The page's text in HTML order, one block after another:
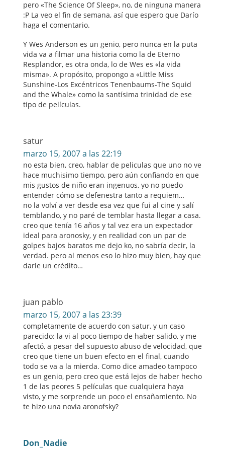
pero «The Science Of Sleep», no, de ninguna manera
:P La veo el fin de semana, así que espero que Darío
haga el comentario.
Y Wes Anderson es un genio, pero nunca en la puta
vida va a filmar una historia como la de Eterno
Resplandor, es otra onda, lo de Wes es «la vida
misma». A propósito, propongo a «Little Miss
Sunshine-Los Excéntricos Tenenbaums-The Squid
and the Whale» como la santísima trinidad de ese
tipo de películas.
satur
marzo 15, 2007 a las 22:19
no esta bien, creo, hablar de peliculas que uno no ve
hace muchisimo tiempo, pero aún confiando en que
mis gustos de niño eran ingenuos, yo no puedo
entender cómo se defenestra tanto a requiem…
no la volví a ver desde esa vez que fui al cine y salí
temblando, y no paré de temblar hasta llegar a casa.
creo que tenía 16 años y tal vez era un expectador
ideal para aronosky, y en realidad con un par de
golpes bajos baratos me dejo ko, no sabría decir, la
verdad. pero al menos eso lo hizo muy bien, hay que
darle un crédito…
juan pablo
marzo 15, 2007 a las 23:39
completamente de acuerdo con satur, y un caso
parecido: la vi al poco tiempo de haber salido, y me
afectó, a pesar del supuesto abuso de velocidad, que
creo que tiene un buen efecto en el final, cuando
todo se va a la mierda. Como dice amadeo tampoco
es un genio, pero creo que está lejos de haber hecho
1 de las peores 5 películas que cualquiera haya
visto, y me sorprende un poco el ensañamiento. No
te hizo una novia aronofsky?
Don_Nadie